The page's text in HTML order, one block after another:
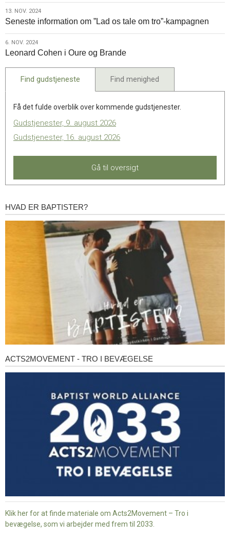
2024
13.
nov.
2024
13. NOV. 2024
Seneste information om ”Lad os tale om tro”-kampagnen
6.
nov.
2024
6. NOV. 2024
Leonard Cohen i Oure og Brande
Find gudstjeneste Find menighed
Få det fulde overblik over kommende gudstjenester.
Gudstjenester, 9. august 2026
Gudstjenester, 16. august 2026
Gå til oversigt
Hvad
er
HVAD ER BAPTISTER?
Acts2Movement
-
ACTS2MOVEMENT - TRO I BEVÆGELSE
Klik her for at finde materiale om Acts2Movement – Tro i
bevægelse, som vi arbejder med frem til 2033.